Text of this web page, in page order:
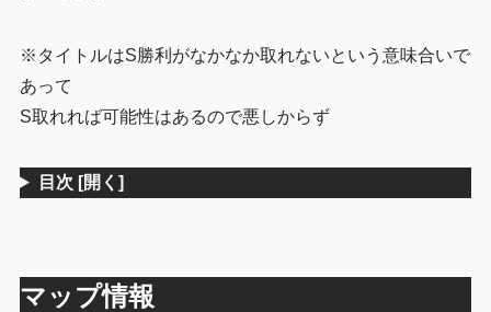
※タイトルはS勝利がなかなか取れないという意味合いで
あって
S取れれば可能性はあるので悪しからず
目次 [開く]
マップ情報